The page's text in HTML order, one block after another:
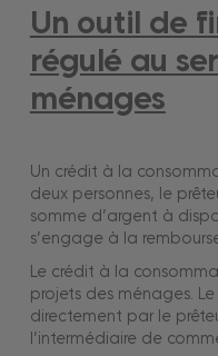
Un outil de
régulé au
ménages
Un crédit à la
deux personnes, le
somme d’argent à
s’engage à la
Le crédit à la
projets des ménages.
directement par le
l’intermédiaire de